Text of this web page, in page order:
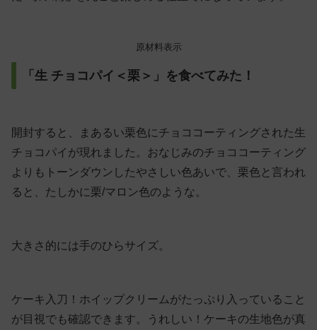
原材料表示
「生 チョコパイ＜栗＞」を食べてみた！
開封すると、まあるい栗色にチョココーティングされた生
チョコパイが現れました。おなじみのチョココーティング
よりもトーンダウンしたやさしい色あいで、栗色と言われ
ると、たしかに栗/マロン色のような。
大きさ的には手のひらサイズ。
ケーキ入刀！ホイップクリームがたっぷり入っていること
が目視でも確認できます。うれしい！ケーキの生地色が真